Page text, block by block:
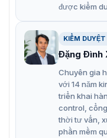
sử dụng.
PIN.
Nhận diện vân
độ chính xác
Thuật toán mới
vòng chưa đến
được kiểm
KIỂM
Đặng Đình
Chuyên gia
với 14 năm
triển khai
control,
thời tư vấn,
phần mềm